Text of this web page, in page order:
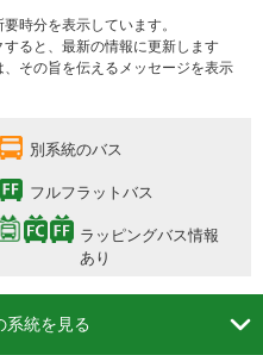
時分を表示しています。
すると、最新の情報に更新します
その旨を伝えるメッセージを表示
別系統のバス
フルフラットバス
ラッピングバス情報
あり
系統を見る 